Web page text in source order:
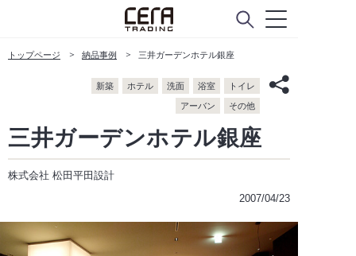
トップページ 納品事例 三井ガーデンホテル銀座
新築 ホテル 洗面 浴室 トイレ
アーバン その他
三井ガーデンホテル銀座
株式会社 松田平田設計
2007/04/23